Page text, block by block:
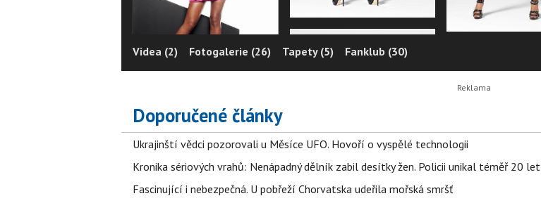
Videa (2) Fotogalerie (26) Tapety (5) Fanklub (30)
Doporučené články
Ukrajinští vědci pozorovali u Měsíce UFO. Hovoří o vyspělé technologii
Kronika sériových vrahů: Nenápadný dělník zabil desítky žen. Policii unikal téměř 20 let
Fascinující i nebezpečná. U pobřeží Chorvatska udeřila mořská smršť